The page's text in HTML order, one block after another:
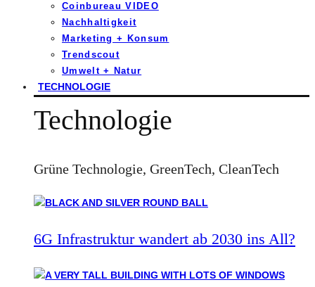
Coinbureau VIDEO
Nachhaltigkeit
Marketing + Konsum
Trendscout
Umwelt + Natur
TECHNOLOGIE
Technologie
Grüne Technologie, GreenTech, CleanTech
6G Infrastruktur wandert ab 2030 ins All?